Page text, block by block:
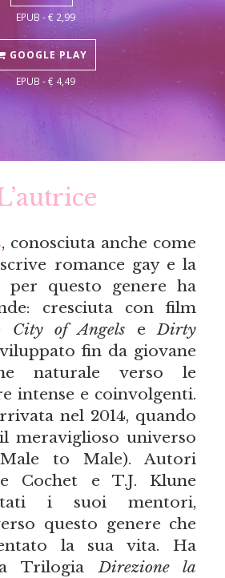
EPUB - € 2,99
GOOGLE PLAY
EPUB - € 4,49
, conosciuta anche come
romance gay e la
per questo genere ha
cresciuta con film
City of AngelseDirty
fin da giovane
naturale verso le
intense e coinvolgenti.
nel 2014, quando
meraviglioso universo
to Male). Autori
Cochet e T.J. Klune
i suoi mentori,
questo genere che
la sua vita. Ha
TrilogiaDirezione la